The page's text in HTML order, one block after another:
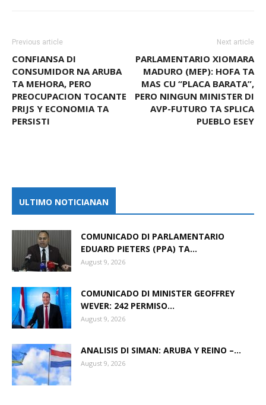
Previous article
CONFIANSA DI
CONSUMIDOR NA ARUBA
TA MEHORA, PERO
PREOCUPACION TOCANTE
PRIJS Y ECONOMIA TA
PERSISTI
Next article
PARLAMENTARIO XIOMARA
MADURO (MEP): HOFA TA
MAS CU “PLACA BARATA”,
PERO NINGUN MINISTER DI
AVP-FUTURO TA SPLICA
PUEBLO ESEY
ULTIMO NOTICIANAN
COMUNICADO DI PARLAMENTARIO
EDUARD PIETERS (PPA) TA...
August 9, 2026
COMUNICADO DI MINISTER GEOFFREY
WEVER: 242 PERMISO...
August 9, 2026
ANALISIS DI SIMAN: ARUBA Y REINO –...
August 9, 2026